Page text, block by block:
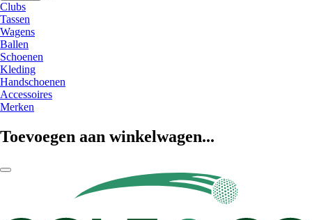
Clubs
Tassen
Wagens
Ballen
Schoenen
Kleding
Handschoenen
Accessoires
Merken
Toevoegen aan winkelwagen...